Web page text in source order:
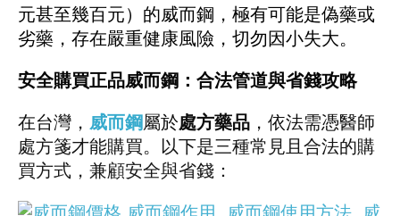
元甚至幾百元）的威而鋼，極有可能是偽藥或
劣藥，存在嚴重健康風險，切勿因小失大。
安全購買正品威而鋼：合法管道與省錢攻略
在台灣， 威而鋼屬於處方藥品 ，依法需憑醫師
處方箋才能購買。以下是三種常見且合法的購
買方式，兼顧安全與省錢：